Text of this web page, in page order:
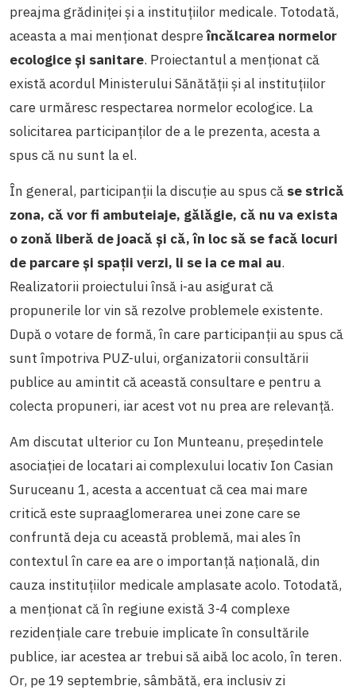
preajma grădiniței și a instituțiilor medicale. Totodată,
aceasta a mai menționat despreîncălcarea normelor
ecologice și sanitare. Proiectantul a menționat că
există acordul Ministerului Sănătății și al instituțiilor
care urmăresc respectarea normelor ecologice. La
solicitarea participanților de a le prezenta, acesta a
spus că nu sunt la el.
În general, participanții la discuție au spus că se strică
zona, că vor fi ambuteiaje, gălăgie, că nu va exista
o zonă liberă de joacă și că, în loc să se facă locuri
de parcare și spații verzi, li se ia ce mai au.
Realizatorii proiectului însă i-au asigurat că
propunerile lor vin să rezolve problemele existente.
După o votare de formă, în care participanții au spus că
sunt împotriva PUZ-ului, organizatorii consultării
publice au amintit că această consultare e pentru a
colecta propuneri, iar acest vot nu prea are relevanță.
Am discutat ulterior cu Ion Munteanu, președintele
asociației de locatari ai complexului locativ Ion Casian
Suruceanu 1, acesta a accentuat că cea mai mare
critică este supraaglomerarea unei zone care se
confruntă deja cu această problemă, mai ales în
contextul în care ea are o importanță națională, din
cauza instituțiilor medicale amplasate acolo. Totodată,
a menționat că în regiune există 3-4 complexe
rezidențiale care trebuie implicate în consultările
publice, iar acestea ar trebui să aibă loc acolo, în teren.
Or, pe 19 septembrie, sâmbătă, era inclusiv zi